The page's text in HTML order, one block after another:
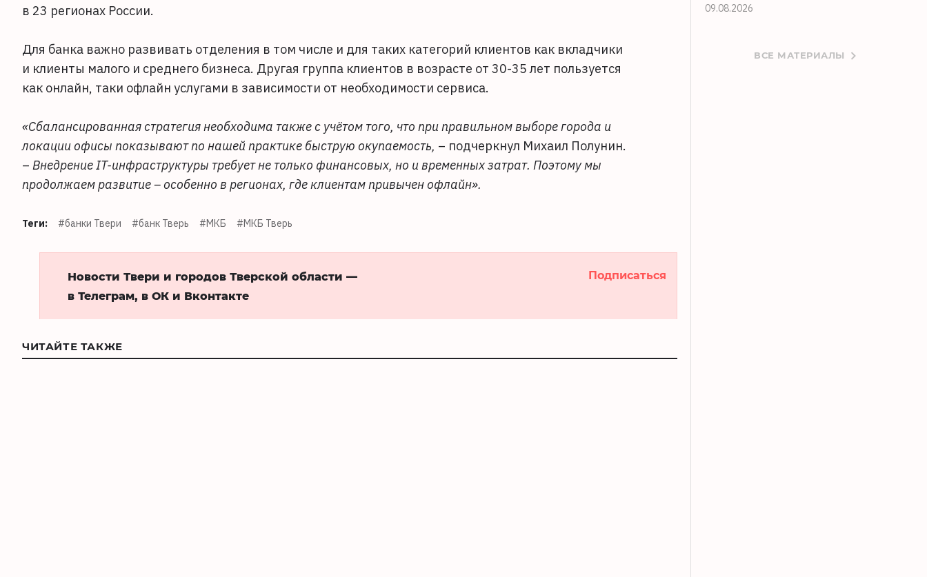
в 23 регионах России.
Для банка важно развивать отделения в том числе и для таких категорий клиентов как вкладчики
и клиенты малого и среднего бизнеса. Другая группа клиентов в возрасте от 30-35 лет пользуется
как онлайн, таки офлайн услугами в зависимости от необходимости сервиса.
«Сбалансированная стратегия необходима также с учётом того, что при правильном выборе города и
локации офисы показывают по нашей практике быструю окупаемость, – подчеркнул Михаил Полунин.
– Внедрение IT-инфраструктуры требует не только финансовых, но и временных затрат. Поэтому мы
продолжаем развитие – особенно в регионах, где клиентам привычен офлайн».
Теги: #банки Твери #банк Тверь #МКБ #МКБ Тверь
Новости Твери и городов Тверской области —
в Телеграм, в ОК и Вконтакте
Подписаться
ЧИТАЙТЕ ТАКЖЕ
09.08.2026
ВСЕ МАТЕРИАЛЫ